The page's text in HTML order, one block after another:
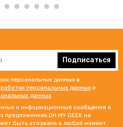
Подписаться
персональных данных в
персональных данных и
данных.
и информационные сообщения о
OH MY GEEK на
быть отозвано в любой момент.